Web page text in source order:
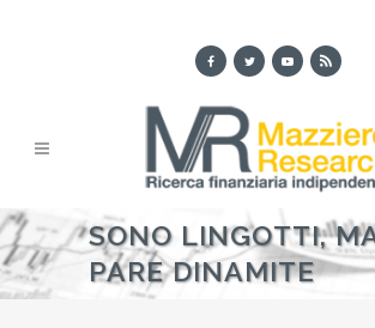
SONO LINGOTTI,
PARE DINAMITE